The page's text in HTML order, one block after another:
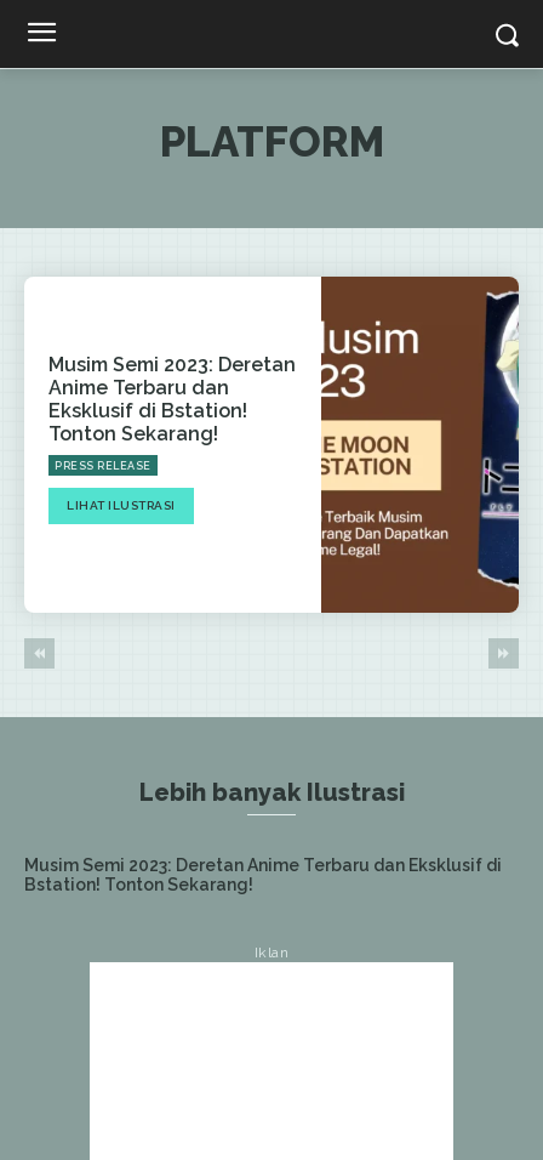
PLATFORM
Musim Semi 2023: Deretan
Anime Terbaru dan
Eksklusif di Bstation!
Tonton Sekarang!
PRESS RELEASE
LIHAT ILUSTRASI
Lebih banyak Ilustrasi
Musim Semi 2023: Deretan Anime Terbaru dan Eksklusif di
Bstation! Tonton Sekarang!
Iklan